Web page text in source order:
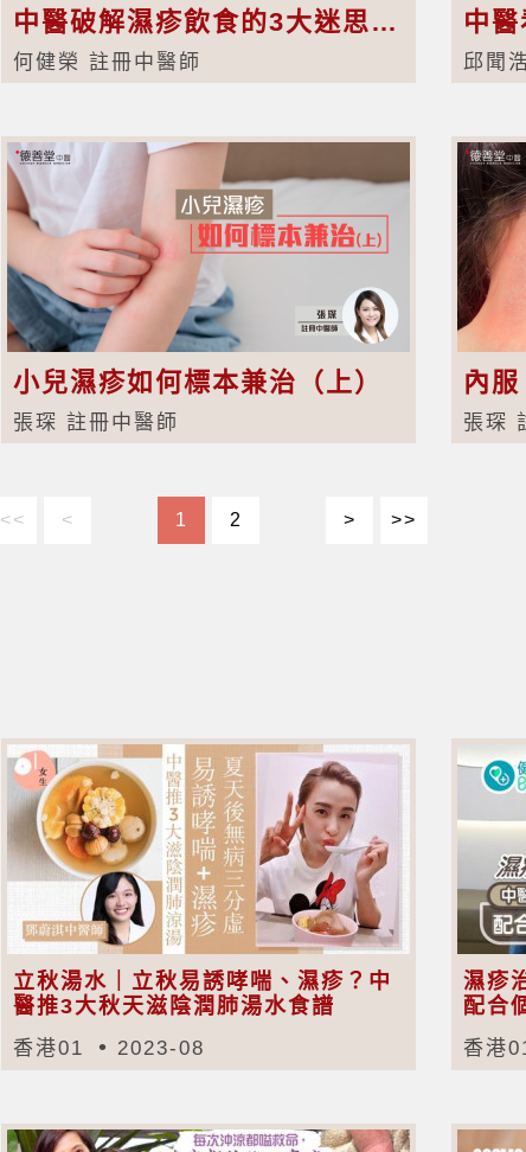
中醫破解濕疹飲食的3大迷思【附食療及食譜建議】
何健榮 註冊中醫師 邱聞
小兒濕疹如何標本兼治（上）
張琛 註冊中醫師
內
張琛
<< < 1 2 > >>
立秋湯水｜立秋易誘哮喘、濕疹？中
醫推3大秋天滋陰潤肺湯水食譜
香港01 2023-08
濕疹
配合
香港